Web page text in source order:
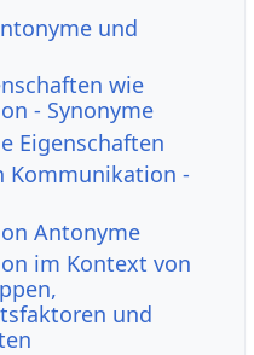
und
wie
- Synonyme
Eigenschaften
Kommunikation -
Antonyme
im Kontext von
und